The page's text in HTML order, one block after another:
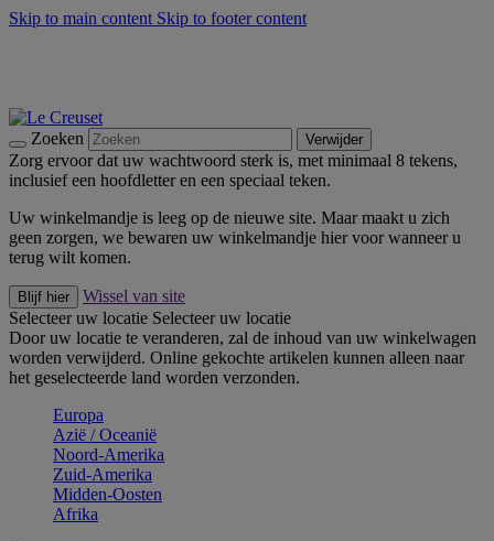
Skip to main content Skip to footer content
Zoeken Verwijder
Zorg ervoor dat uw wachtwoord sterk is, met minimaal 8 tekens,
inclusief een hoofdletter en een speciaal teken.
Uw winkelmandje is leeg op de nieuwe site. Maar maakt u zich
geen zorgen, we bewaren uw winkelmandje hier voor wanneer u
terug wilt komen.
Blijf hier
Wissel van site
Selecteer uw locatie Selecteer uw locatie
Door uw locatie te veranderen, zal de inhoud van uw winkelwagen
worden verwijderd. Online gekochte artikelen kunnen alleen naar
het geselecteerde land worden verzonden.
Europa
Aziё / Oceaniё
Noord-Amerika
Zuid-Amerika
Midden-Oosten
Afrika